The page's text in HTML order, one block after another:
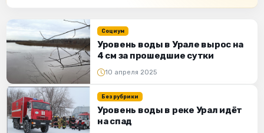
Социум
Уровень воды в Урале вырос на
4 см за прошедшие сутки
10 апреля 2025
Без рубрики
Уровень воды в реке Урал идёт
на спад